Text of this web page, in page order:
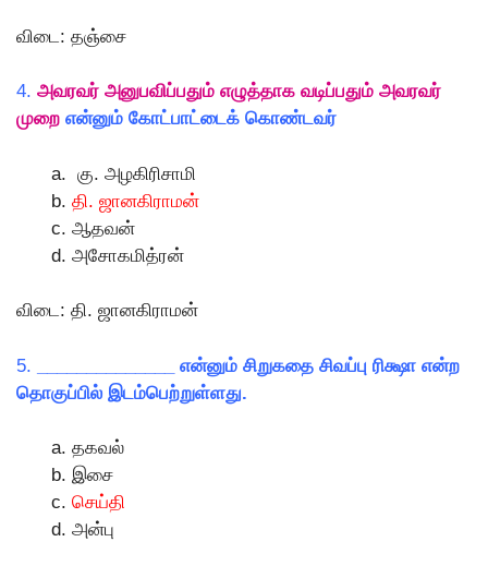
விடை: தஞ்சை
4. அவரவர் அனுபவிப்பதும் எழுத்தாக வடிப்பதும் அவரவர்
முறை என்னும் கோட்பாட்டைக் கொண்டவர்
கு. அழகிரிசாமி
தி. ஜானகிராமன்
ஆதவன்
அசோகமித்ரன்
விடை: தி. ஜானகிராமன்
5. ______________ என்னும் சிறுகதை சிவப்பு ரிக்ஷா என்ற
தொகுப்பில் இடம்பெற்றுள்ளது.
தகவல்
இசை
செய்தி
அன்பு